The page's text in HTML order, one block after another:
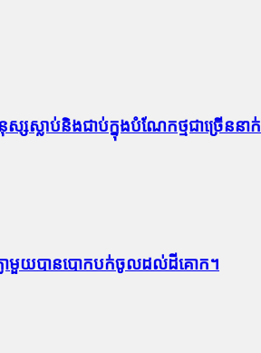
សស្លាប់​និង​ជាប់ក្នុងបំណែកថ្មជាច្រើននាក់
លាមួយបានបោកបក់ចូលដល់ដីគោក។